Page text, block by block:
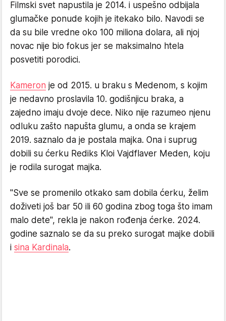
Filmski svet napustila je 2014. i uspešno odbijala
glumačke ponude kojih je itekako bilo. Navodi se
da su bile vredne oko 100 miliona dolara, ali njoj
novac nije bio fokus jer se maksimalno htela
posvetiti porodici.
Kameron je od 2015. u braku s Medenom, s kojim
je nedavno proslavila 10. godišnjicu braka, a
zajedno imaju dvoje dece. Niko nije razumeo njenu
odluku zašto napušta glumu, a onda se krajem
2019. saznalo da je postala majka. Ona i suprug
dobili su ćerku Rediks Kloi Vajdflaver Meden, koju
je rodila surogat majka.
"Sve se promenilo otkako sam dobila ćerku, želim
doživeti još bar 50 ili 60 godina zbog toga što imam
malo dete", rekla je nakon rođenja ćerke. 2024.
godine saznalo se da su preko surogat majke dobili
i sina Kardinala.